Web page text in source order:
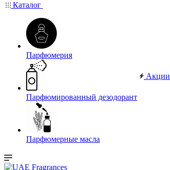
Каталог
Парфюмерия
Парфюмированный дезодорант
Парфюмерные масла
Акции